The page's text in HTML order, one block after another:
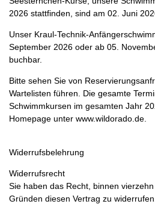
2026 stattfinden, sind am 02. Juni
Unser Kraul-Technik-
September 2026 oder ab 05.
buchbar.
Bitte sehen Sie von
Wartelisten führen. Die gesamte
Schwimmkursen im gesamten Jahr
Homepage unter www.wildorado.de.
Widerrufsbelehrung
Widerrufsrecht
Sie haben das Recht, binnen
Gründen diesen Vertrag zu